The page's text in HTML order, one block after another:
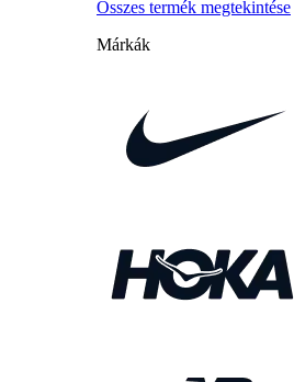
Összes termék megtekintése
Márkák